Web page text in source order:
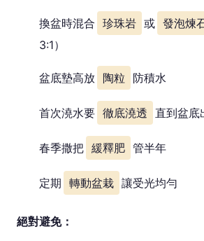
換盆時混合 珍珠岩 或 發泡煉
3:1）
盆底墊高放 陶粒 防積水
首次澆水要 徹底澆透 直到盆底
春季撒把 緩釋肥 管半年
定期 轉動盆栽 讓受光均勻
絕對避免：